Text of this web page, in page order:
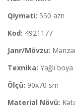
Qiyməti: 550 azn
Kod: 4921177
Janr/Mövzu:
Texnika: Yağlı
Ölçü: 90x70 sm
Material Növü: